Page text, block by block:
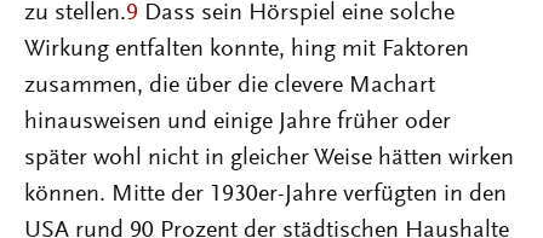
zu stellen.9 Dass sein Hörspiel eine solche
Wirkung entfalten konnte, hing mit Faktoren
zusammen, die über die clevere Machart
hinausweisen und einige Jahre früher oder
später wohl nicht in gleicher Weise hätten wirken
können. Mitte der 1930er-Jahre verfügten in den
USA rund 90 Prozent der städtischen Haushalte